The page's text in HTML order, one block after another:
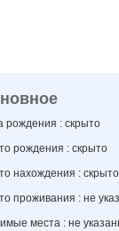
рождения : скрыто
рождения : скрыто
нахождения : скрыто
проживания : не
места : не